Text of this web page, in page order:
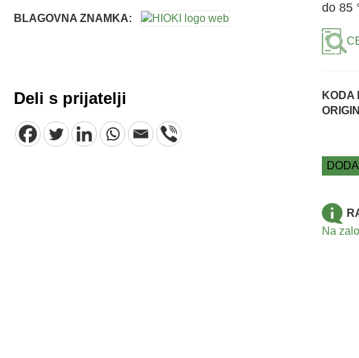
BLAGOVNA ZNAMKA:
Deli s prijatelji
do 85
KODA
Na